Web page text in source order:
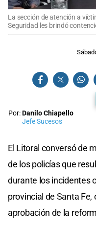
La sección de atención a
Seguridad les brindó
Por:Danilo Chiapello
Jefe Sucesos
El Litoral conversó de
de los policías que
durante los incidentes
provincial de Santa
aprobación de la